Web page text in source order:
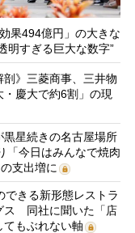
果494億円」の大きな
明すぎる巨大な数字”
剖》三菱商事、三井物
慶大で約6割」の現
黒星続きの名古屋場所
「今日はみんなで焼肉
支出増に
できる新形態レストラ
ス 同社に聞いた「店
もぶれない軸